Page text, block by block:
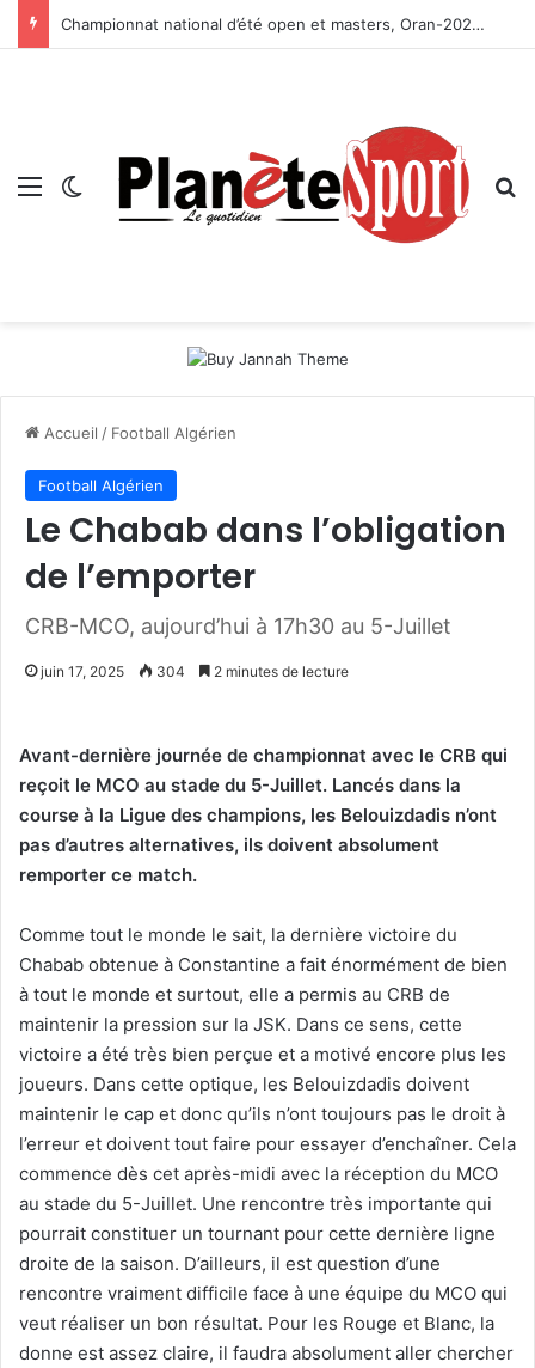
Championnat national d’été open et masters, Oran-2026 — Le CRB s’adjuge le titre
Menu Switch skin
Accueil / Football Algérien
Football Algérien
Le Chabab dans l’obligation
de l’emporter
CRB-MCO, aujourd’hui à 17h30 au 5-Juillet
juin 17, 2025 304 2 minutes de lecture
Avant-dernière journée de championnat avec le CRB qui
reçoit le MCO au stade du 5-Juillet. Lancés dans la
course à la Ligue des champions, les Belouizdadis n’ont
pas d’autres alternatives, ils doivent absolument
remporter ce match.
Comme tout le monde le sait, la dernière victoire du
Chabab obtenue à Constantine a fait énormément de bien
à tout le monde et surtout, elle a permis au CRB de
maintenir la pression sur la JSK. Dans ce sens, cette
victoire a été très bien perçue et a motivé encore plus les
joueurs. Dans cette optique, les Belouizdadis doivent
maintenir le cap et donc qu’ils n’ont toujours pas le droit à
l’erreur et doivent tout faire pour essayer d’enchaîner. Cela
commence dès cet après-midi avec la réception du MCO
au stade du 5-Juillet. Une rencontre très importante qui
pourrait constituer un tournant pour cette dernière ligne
droite de la saison. D’ailleurs, il est question d’une
rencontre vraiment difficile face à une équipe du MCO qui
veut réaliser un bon résultat. Pour les Rouge et Blanc, la
donne est assez claire, il faudra absolument aller chercher